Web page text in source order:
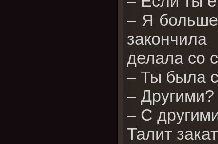
– Я больше
делала со
– Ты была
– Другими?
– С
Талит